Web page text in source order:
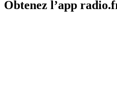
Obtenez l’app